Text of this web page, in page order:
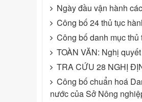
Ngày đầu vận hành
Công bố 24 thủ tục
Công bố danh mục
TOÀN VĂN: Nghị
TRA CỨU 28 NGHỊ
Công bố chuẩn hoá
nước của Sở Nông